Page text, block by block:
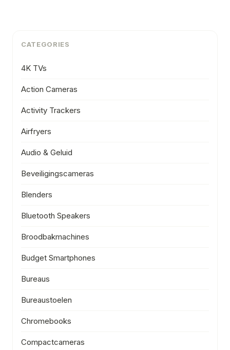
CATEGORIES
4K TVs
Action Cameras
Activity Trackers
Airfryers
Audio & Geluid
Beveiligingscameras
Blenders
Bluetooth Speakers
Broodbakmachines
Budget Smartphones
Bureaus
Bureaustoelen
Chromebooks
Compactcameras